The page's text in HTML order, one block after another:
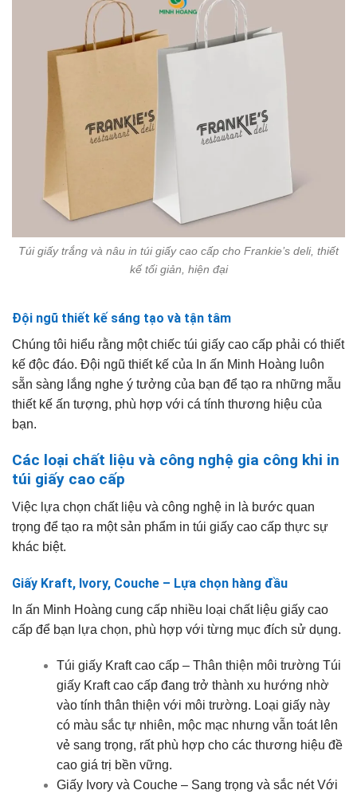
Túi giấy trắng và nâu in túi giấy cao cấp cho Frankie’s deli, thiết
kế tối giản, hiện đại
Đội ngũ thiết kế sáng tạo và tận tâm
Chúng tôi hiểu rằng một chiếc túi giấy cao cấp phải có thiết
kế độc đáo. Đội ngũ thiết kế của In ấn Minh Hoàng luôn
sẵn sàng lắng nghe ý tưởng của bạn để tạo ra những mẫu
thiết kế ấn tượng, phù hợp với cá tính thương hiệu của
bạn.
Các loại chất liệu và công nghệ gia công khi in
túi giấy cao cấp
Việc lựa chọn chất liệu và công nghệ in là bước quan
trọng để tạo ra một sản phẩm in túi giấy cao cấp thực sự
khác biệt.
Giấy Kraft, Ivory, Couche – Lựa chọn hàng đầu
In ấn Minh Hoàng cung cấp nhiều loại chất liệu giấy cao
cấp để bạn lựa chọn, phù hợp với từng mục đích sử dụng.
Túi giấy Kraft cao cấp – Thân thiện môi trường Túi
giấy Kraft cao cấp đang trở thành xu hướng nhờ
vào tính thân thiện với môi trường. Loại giấy này
có màu sắc tự nhiên, mộc mạc nhưng vẫn toát lên
vẻ sang trọng, rất phù hợp cho các thương hiệu đề
cao giá trị bền vững.
Giấy Ivory và Couche – Sang trọng và sắc nét Với